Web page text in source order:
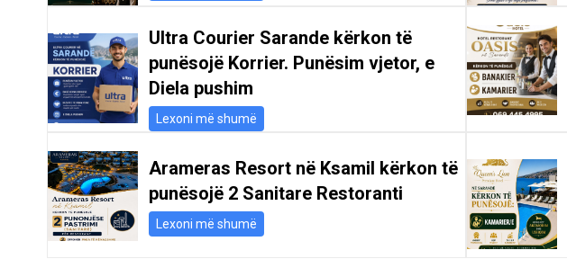
Ultra Courier Sarande kërkon të
punësojë Korrier. Punësim vjetor, e
Diela pushim
Lexoni më shumë
Arameras Resort në Ksamil kërkon të
punësojë 2 Sanitare Restoranti
Lexoni më shumë